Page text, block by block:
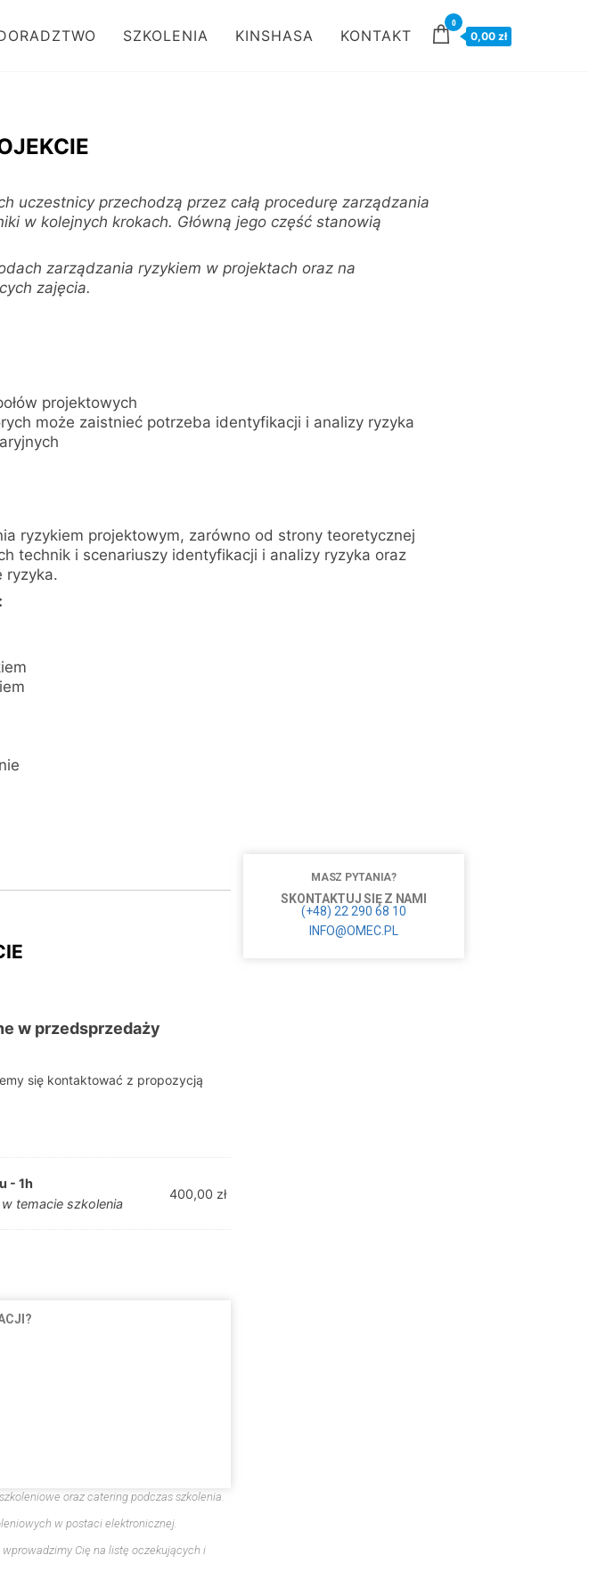
SZKOLENIA KINSHASA KONTAKT
0
0,00 zł
uczestnicy przechodzą przez całą procedurę zarządzania
w kolejnych krokach. Główną jego część stanowią
zarządzania ryzykiem w projektach oraz na
zajęcia.
projektowych
może zaistnieć potrzeba identyfikacji i analizy ryzyka
ryzykiem projektowym, zarówno od strony teoretycznej
technik i scenariuszy identyfikacji i analizy ryzyka oraz
ryzyka.
w przedsprzedaży
się kontaktować z propozycją
- 1h
temacie szkolenia
400,00 zł
oraz catering podczas szkolenia.
w postaci elektronicznej.
Cię na listę oczekujących i
MASZ PYTANIA?
SKONTAKTUJ SIĘ Z NAMI
(+48) 22 290 68 10
INFO@OMEC.PL